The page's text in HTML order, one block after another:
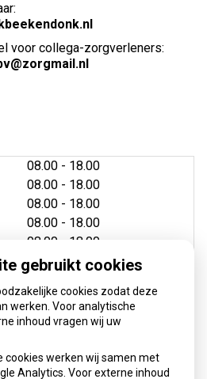
voor collega-zorgverleners:
08.00 - 18.00
08.00 - 18.00
08.00 - 18.00
08.00 - 18.00
08.00 - 18.00
gebruikt cookies
cookies zodat deze
werken. Voor analytische
inhoud vragen wij uw
cookies werken wij samen met
Analytics. Voor externe inhoud